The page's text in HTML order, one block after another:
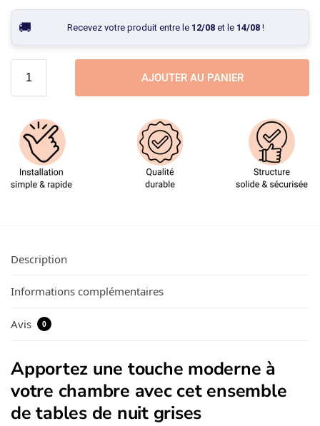
Recevez votre produit entre le 12/08et le 14/08!
AJOUTER AU PANIER
Description
Informations complémentaires
Avis 0
Apportez une touche moderne à
votre chambre avec cet ensemble
de tables de nuit grises